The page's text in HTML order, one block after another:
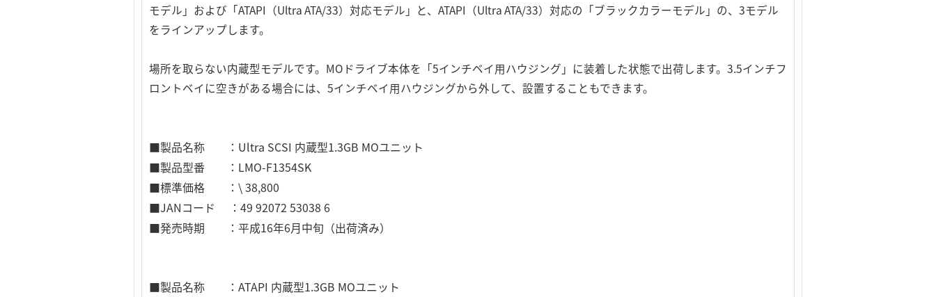
モデル」および「ATAPI（Ultra ATA/33）対応モデル」と、ATAPI（Ultra ATA/33）対応の「ブラックカラーモデル」の、3モデル
をラインアップします。
場所を取らない内蔵型モデルです。MOドライブ本体を「5インチベイ用ハウジング」に装着した状態で出荷します。3.5インチフ
ロントベイに空きがある場合には、5インチベイ用ハウジングから外して、設置することもできます。
■製品名称 ：Ultra SCSI 内蔵型1.3GB MOユニット
■製品型番 ：LMO-F1354SK
■標準価格 ：\ 38,800
■JANコード ：49 92072 53038 6
■発売時期 ：平成16年6月中旬（出荷済み）
■製品名称 ：ATAPI 内蔵型1.3GB MOユニット